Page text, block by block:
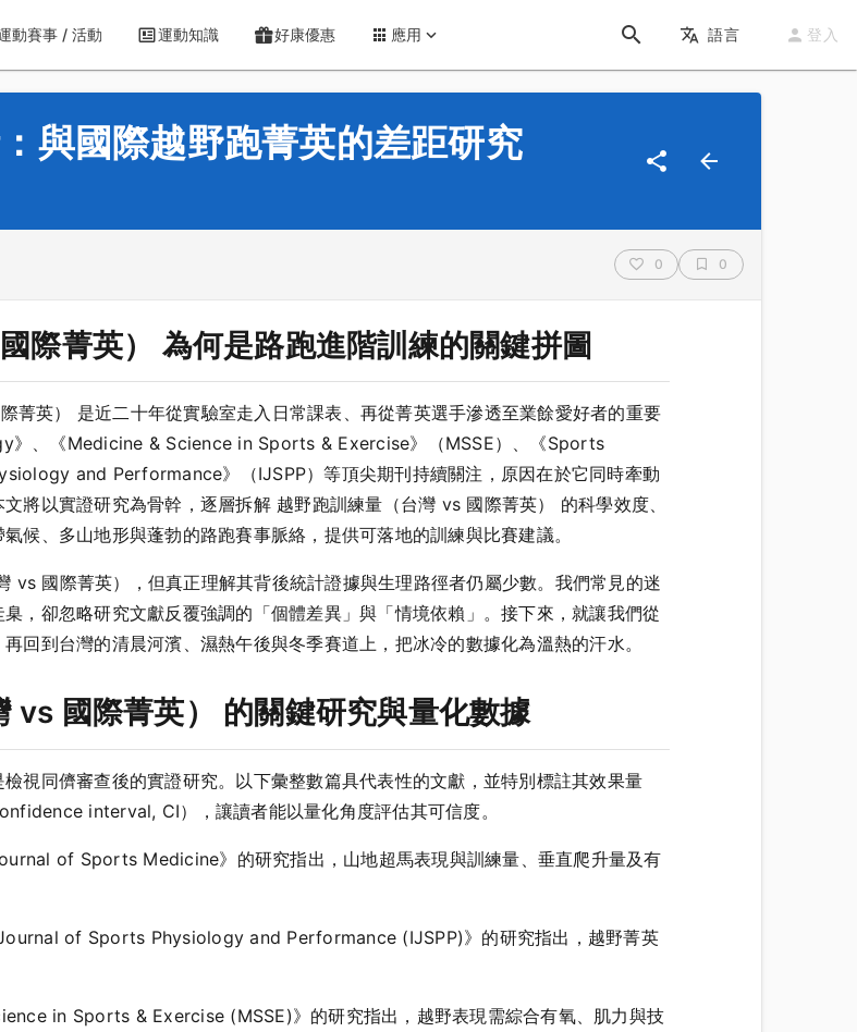
動賽事 / 活動 運動知識 好康優惠 應用 語言 登入
與國際越野跑菁英的差距研究
0 0
際菁英） 為何是路跑進階訓練的關鍵拼圖
菁英） 是近二十年從實驗室走入日常課表、再從菁英選手滲透至業餘愛好者的重要
、《Medicine & Science in Sports & Exercise》（MSSE）、《Sports
and Performance》（IJSPP）等頂尖期刊持續關注，原因在於它同時牽動
將以實證研究為骨幹，逐層拆解 越野跑訓練量（台灣 vs 國際菁英） 的科學效度、
候、多山地形與蓬勃的路跑賽事脈絡，提供可落地的訓練與比賽建議。
vs 國際菁英），但真正理解其背後統計證據與生理路徑者仍屬少數。我們常見的迷
，卻忽略研究文獻反覆強調的「個體差異」與「情境依賴」。接下來，就讓我們從
回到台灣的清晨河濱、濕熱午後與冬季賽道上，把冰冷的數據化為溫熱的汗水。
vs 國際菁英） 的關鍵研究與量化數據
視同儕審查後的實證研究。以下彙整數篇具代表性的文獻，並特別標註其效果量
interval, CI），讓讀者能以量化角度評估其可信度。
of Sports Medicine》的研究指出，山地超馬表現與訓練量、垂直爬升量及有
of Sports Physiology and Performance (IJSPP)》的研究指出，越野菁英
in Sports & Exercise (MSSE)》的研究指出，越野表現需綜合有氧、肌力與技